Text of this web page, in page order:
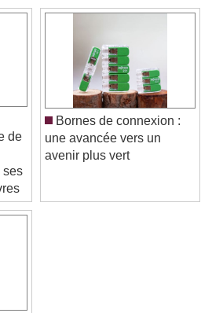
Background
Opacity
Bornes de connexion :
une avancée vers un